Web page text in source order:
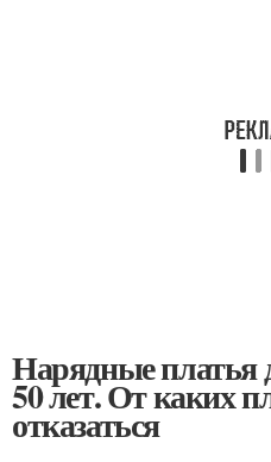
Нарядные платья
50 лет. От каких
отказаться